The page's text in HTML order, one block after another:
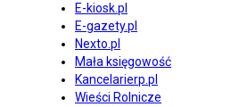
E-kiosk.pl
E-gazety.pl
Nexto.pl
Mała księgowość
Kancelarierp.pl
Wieści Rolnicze